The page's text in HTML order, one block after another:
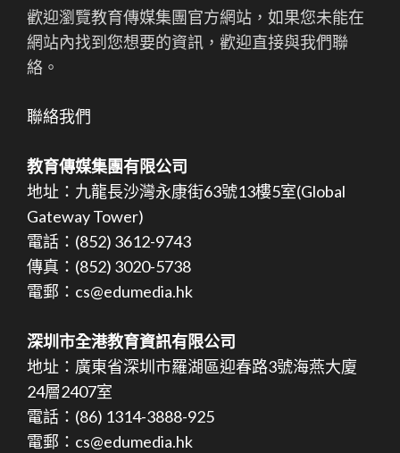
歡迎瀏覽教育傳媒集團官方網站，如果您未能在
網站內找到您想要的資訊，歡迎直接與我們聯
絡。
聯絡我們
教育傳媒集團有限公司
地址：九龍長沙灣永康街63號13樓5室(Global
Gateway Tower)
電話：(852) 3612-9743
傳真：(852) 3020-5738
電郵：cs@edumedia.hk
深圳市全港教育資訊有限公司
地址：廣東省深圳市羅湖區迎春路3號海燕大廈
24層2407室
電話：(86) 1314-3888-925
電郵：cs@edumedia.hk